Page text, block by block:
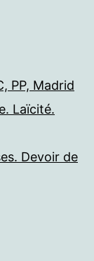
PP, Madrid
Laïcité.
Devoir de